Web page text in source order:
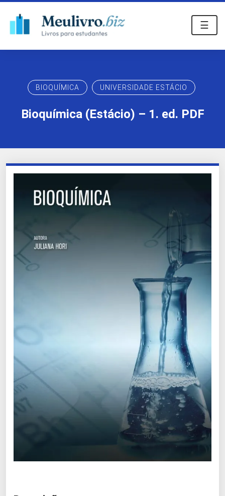
☰
BIOQUÍMICA UNIVERSIDADE ESTÁCIO
Bioquímica (Estácio) – 1. ed. PDF